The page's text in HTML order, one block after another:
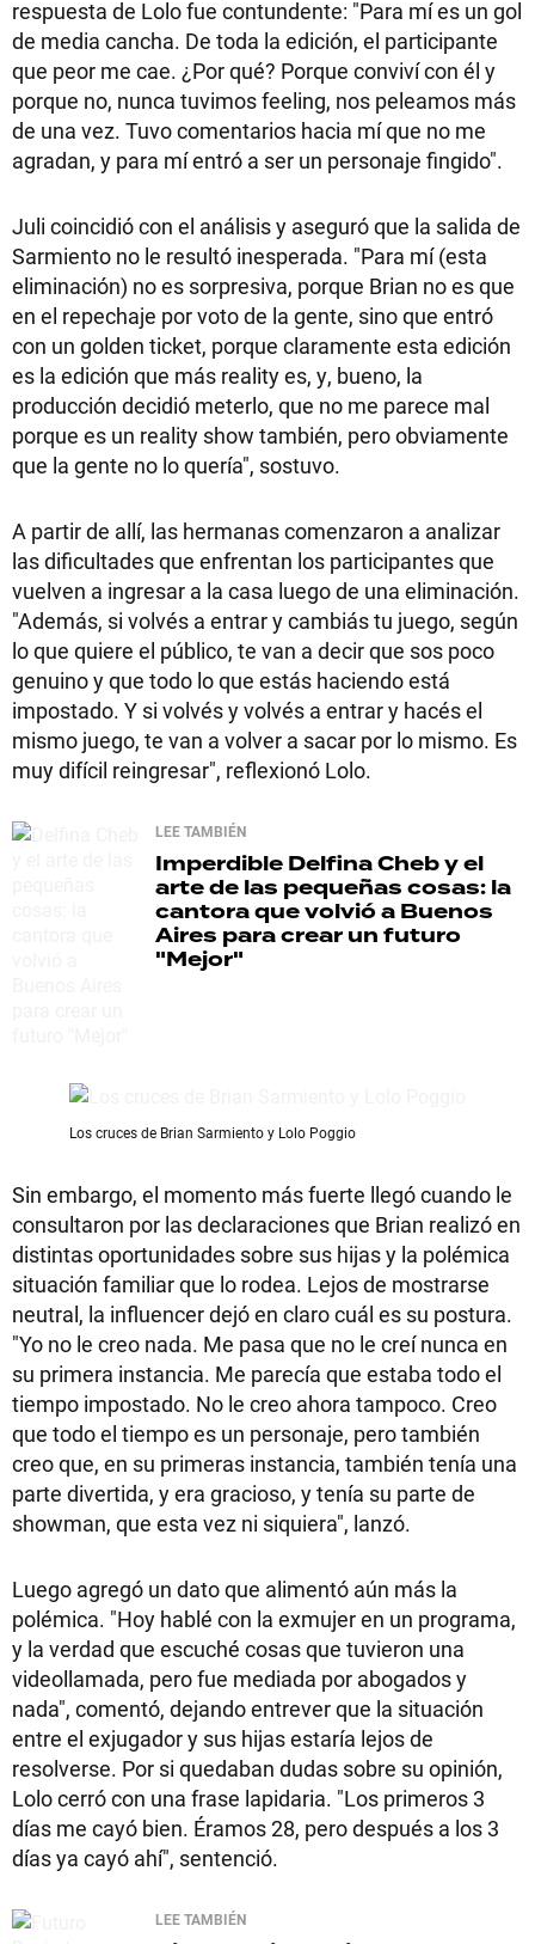
respuesta de Lolo fue contundente: "Para mí es un gol
de media cancha. De toda la edición, el participante
que peor me cae. ¿Por qué? Porque conviví con él y
porque no, nunca tuvimos feeling, nos peleamos más
de una vez. Tuvo comentarios hacia mí que no me
agradan, y para mí entró a ser un personaje fingido".
Juli coincidió con el análisis y aseguró que la salida de
Sarmiento no le resultó inesperada. "Para mí (esta
eliminación) no es sorpresiva, porque Brian no es que
en el repechaje por voto de la gente, sino que entró
con un golden ticket, porque claramente esta edición
es la edición que más reality es, y, bueno, la
producción decidió meterlo, que no me parece mal
porque es un reality show también, pero obviamente
que la gente no lo quería", sostuvo.
A partir de allí, las hermanas comenzaron a analizar
las dificultades que enfrentan los participantes que
vuelven a ingresar a la casa luego de una eliminación.
"Además, si volvés a entrar y cambiás tu juego, según
lo que quiere el público, te van a decir que sos poco
genuino y que todo lo que estás haciendo está
impostado. Y si volvés y volvés a entrar y hacés el
mismo juego, te van a volver a sacar por lo mismo. Es
muy difícil reingresar", reflexionó Lolo.
LEE TAMBIÉN
Imperdible Delfina Cheb y el
arte de las pequeñas cosas: la
cantora que volvió a Buenos
Aires para crear un futuro
"Mejor"
Los cruces de Brian Sarmiento y Lolo Poggio
Sin embargo, el momento más fuerte llegó cuando le
consultaron por las declaraciones que Brian realizó en
distintas oportunidades sobre sus hijas y la polémica
situación familiar que lo rodea. Lejos de mostrarse
neutral, la influencer dejó en claro cuál es su postura.
"Yo no le creo nada. Me pasa que no le creí nunca en
su primera instancia. Me parecía que estaba todo el
tiempo impostado. No le creo ahora tampoco. Creo
que todo el tiempo es un personaje, pero también
creo que, en su primeras instancia, también tenía una
parte divertida, y era gracioso, y tenía su parte de
showman, que esta vez ni siquiera", lanzó.
Luego agregó un dato que alimentó aún más la
polémica. "Hoy hablé con la exmujer en un programa,
y la verdad que escuché cosas que tuvieron una
videollamada, pero fue mediada por abogados y
nada", comentó, dejando entrever que la situación
entre el exjugador y sus hijas estaría lejos de
resolverse. Por si quedaban dudas sobre su opinión,
Lolo cerró con una frase lapidaria. "Los primeros 3
días me cayó bien. Éramos 28, pero después a los 3
días ya cayó ahí", sentenció.
LEE TAMBIÉN